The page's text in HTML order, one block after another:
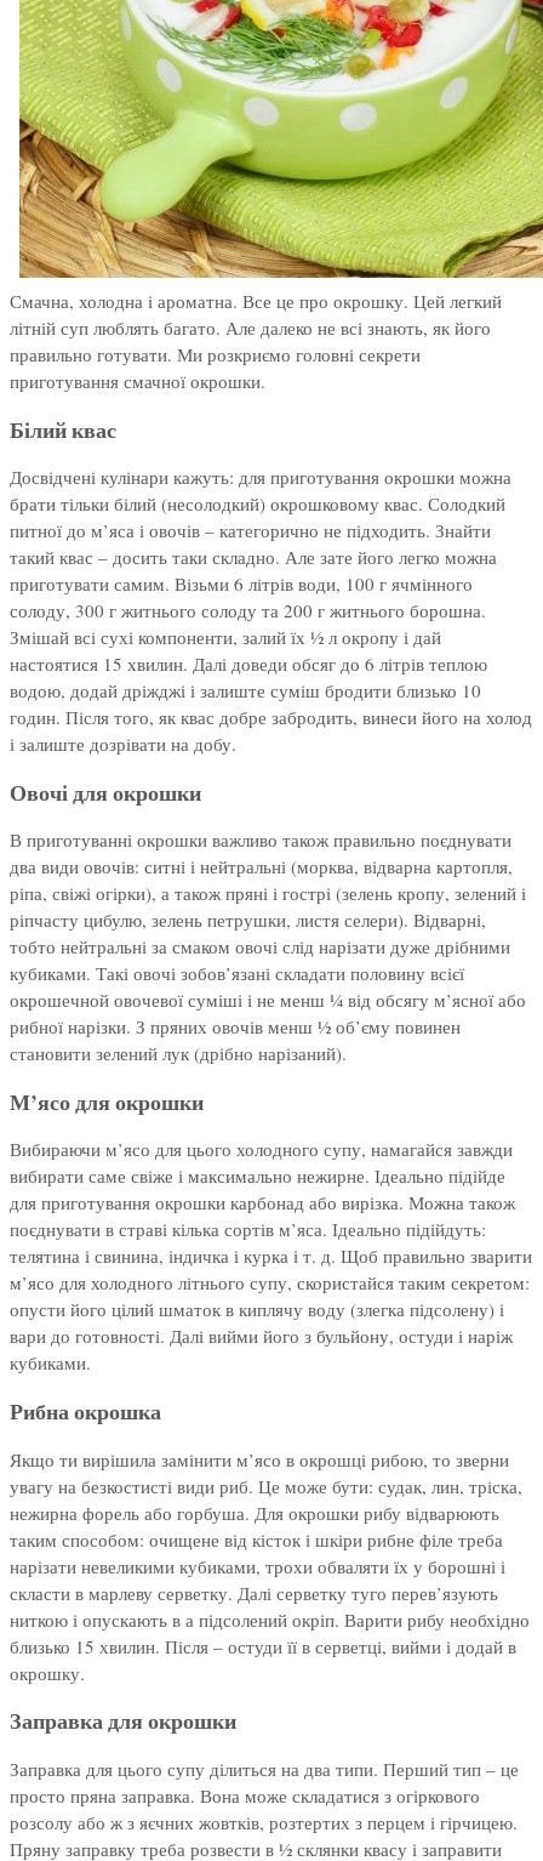
Смачна, холодна і ароматна. Все це про окрошку. Цей легкий
літній суп люблять багато. Але далеко не всі знають, як його
правильно готувати. Ми розкриємо головні секрети
приготування смачної окрошки.
Білий квас
Досвідчені кулінари кажуть: для приготування окрошки можна
брати тільки білий (несолодкий) окрошковому квас. Солодкий
питної до м’яса і овочів – категорично не підходить. Знайти
такий квас – досить таки складно. Але зате його легко можна
приготувати самим. Візьми 6 літрів води, 100 г ячмінного
солоду, 300 г житнього солоду та 200 г житнього борошна.
Змішай всі сухі компоненти, залий їх ½ л окропу і дай
настоятися 15 хвилин. Далі доведи обсяг до 6 літрів теплою
водою, додай дріжджі і залиште суміш бродити близько 10
годин. Після того, як квас добре забродить, винеси його на холод
і залиште дозрівати на добу.
Овочі для окрошки
В приготуванні окрошки важливо також правильно поєднувати
два види овочів: ситні і нейтральні (морква, відварна картопля,
ріпа, свіжі огірки), а також пряні і гострі (зелень кропу, зелений і
ріпчасту цибулю, зелень петрушки, листя селери). Відварні,
тобто нейтральні за смаком овочі слід нарізати дуже дрібними
кубиками. Такі овочі зобов’язані складати половину всієї
окрошечной овочевої суміші і не менш ¼ від обсягу м’ясної або
рибної нарізки. З пряних овочів менш ½ об’єму повинен
становити зелений лук (дрібно нарізаний).
М’ясо для окрошки
Вибираючи м’ясо для цього холодного супу, намагайся завжди
вибирати саме свіже і максимально нежирне. Ідеально підійде
для приготування окрошки карбонад або вирізка. Можна також
поєднувати в страві кілька сортів м’яса. Ідеально підійдуть:
телятина і свинина, індичка і курка і т. д. Щоб правильно зварити
м’ясо для холодного літнього супу, скористайся таким секретом:
опусти його цілий шматок в киплячу воду (злегка підсолену) і
вари до готовності. Далі вийми його з бульйону, остуди і наріж
кубиками.
Рибна окрошка
Якщо ти вирішила замінити м’ясо в окрошці рибою, то зверни
увагу на безкостисті види риб. Це може бути: судак, лин, тріска,
нежирна форель або горбуша. Для окрошки рибу відварюють
таким способом: очищене від кісток і шкіри рибне філе треба
нарізати невеликими кубиками, трохи обваляти їх у борошні і
скласти в марлеву серветку. Далі серветку туго перев’язують
ниткою і опускають в а підсолений окріп. Варити рибу необхідно
близько 15 хвилин. Після – остуди її в серветці, вийми і додай в
окрошку.
Заправка для окрошки
Заправка для цього супу ділиться на два типи. Перший тип – це
просто пряна заправка. Вона може складатися з огіркового
розсолу або ж з яєчних жовтків, розтертих з перцем і гірчицею.
Пряну заправку треба розвести в ½ склянки квасу і заправити